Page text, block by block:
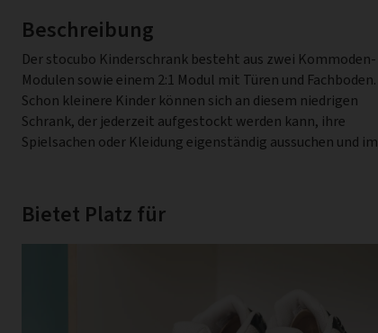
Beschreibung
Der stocubo Kinderschrank besteht aus zwei Kommoden-
Modulen sowie einem 2:1 Modul mit Türen und Fachboden.
Schon kleinere Kinder können sich an diesem niedrigen
Schrank, der jederzeit aufgestockt werden kann, ihre
Spielsachen oder Kleidung eigenständig aussuchen und im
besten Fall das Chaos minimieren. Die Türen und
Schubladenfronten können in jeder stocubo Farbe gestaltet
werden. Unsere Pastellpalette fügt sich im schlichten, weiß
Bietet Platz für